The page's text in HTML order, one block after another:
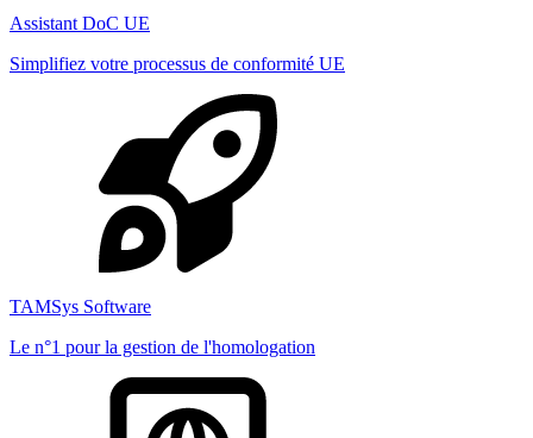
Assistant DoC UE
Simplifiez votre processus de conformité UE
TAMSys Software
Le n°1 pour la gestion de l'homologation